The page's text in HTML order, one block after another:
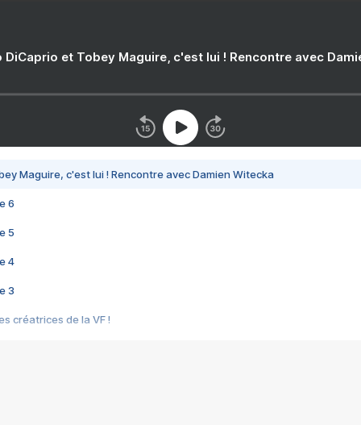
DiCaprio et Tobey Maguire, c'est lui ! Rencontre avec
Maguire, c'est lui ! Rencontre avec Damien Witecka
6
5
4
3
créatrices de la VF !